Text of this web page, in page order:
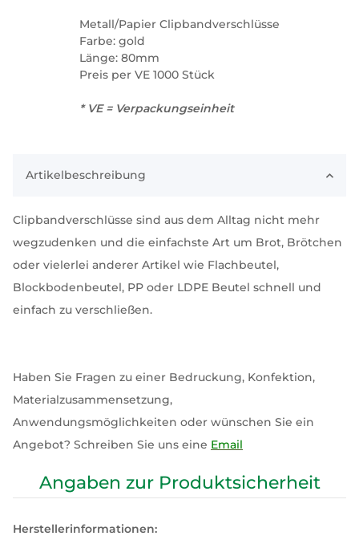
Metall/Papier Clipbandverschlüsse
Farbe: gold
Länge: 80mm
Preis per VE 1000 Stück
* VE = Verpackungseinheit
Artikelbeschreibung
Clipbandverschlüsse sind aus dem Alltag nicht mehr
wegzudenken und die einfachste Art um Brot, Brötchen
oder vielerlei anderer Artikel wie Flachbeutel,
Blockbodenbeutel, PP oder LDPE Beutel schnell und
einfach zu verschließen.
Haben Sie Fragen zu einer Bedruckung, Konfektion,
Materialzusammensetzung,
Anwendungsmöglichkeiten oder wünschen Sie ein
Angebot? Schreiben Sie uns eine Email
Angaben zur Produktsicherheit
Herstellerinformationen: